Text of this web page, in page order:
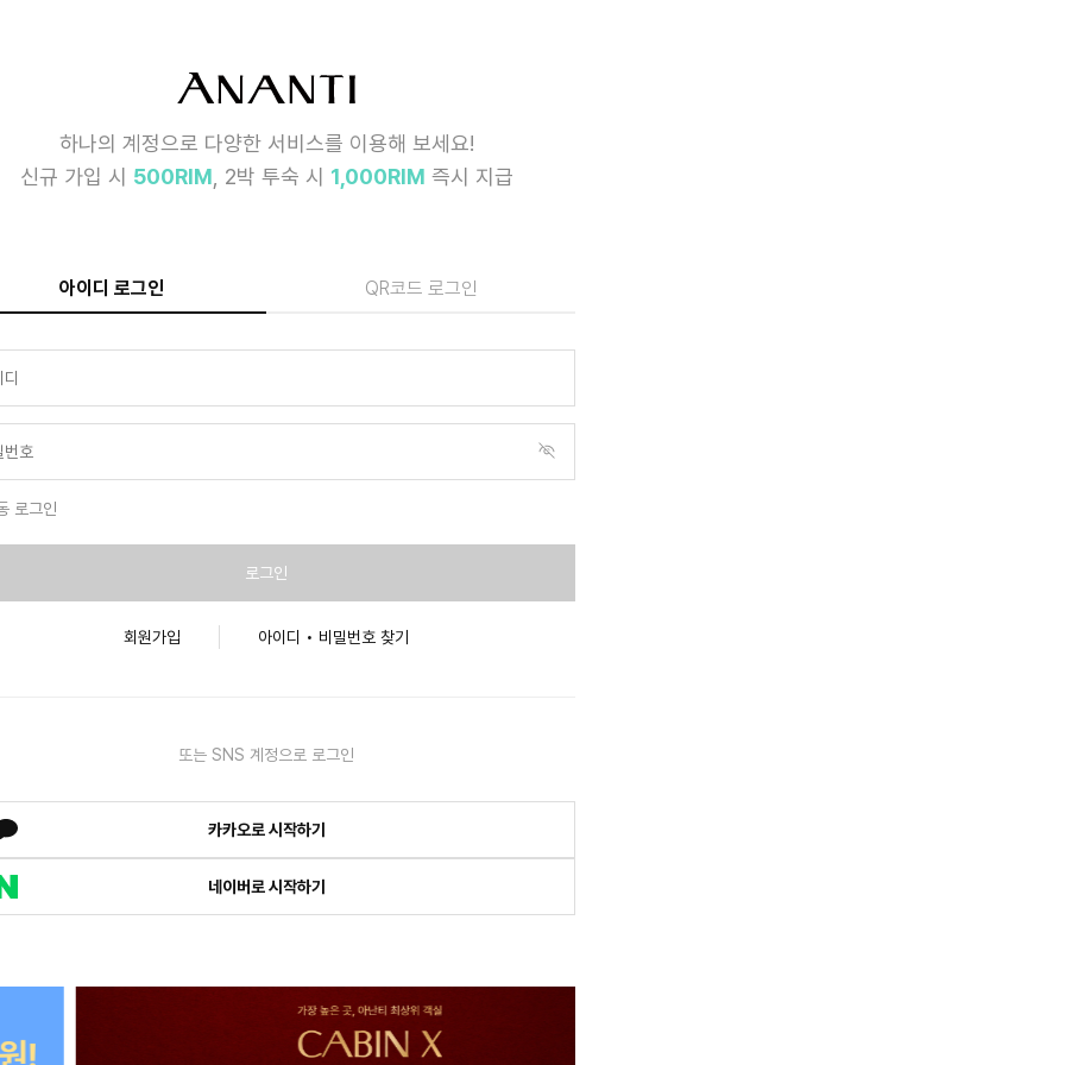
하나의 계정으로 다양한 서비스를 이용해 보세요!
신규 가입 시 500RIM, 2박 투숙 시 1,000RIM 즉시 지급
아이디 로그인 QR코드 로그인
로그인
로그인
회원가입 아이디 • 비밀번호 찾기
또는 SNS 계정으로 로그인
카카오로 시작하기
네이버로 시작하기